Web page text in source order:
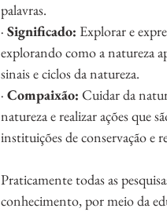
palavras.
· Significado: Explorar e
explorando como a natureza
sinais e ciclos da natureza.
· Compaixão: Cuidar da
natureza e realizar ações que
instituições de conservação e
Praticamente todas as
conhecimento, por meio da